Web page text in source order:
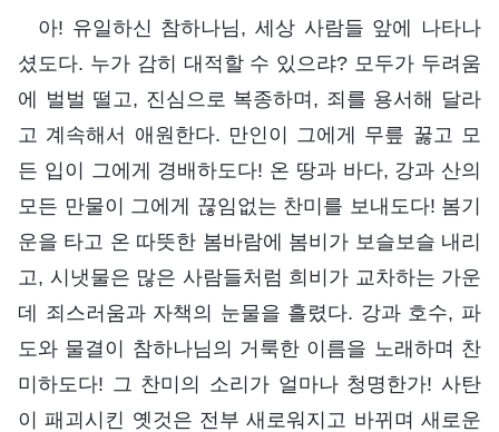
아! 유일하신 참하나님, 세상 사람들 앞에 나타나
셨도다. 누가 감히 대적할 수 있으랴? 모두가 두려움
에 벌벌 떨고, 진심으로 복종하며, 죄를 용서해 달라
고 계속해서 애원한다. 만인이 그에게 무릎 꿇고 모
든 입이 그에게 경배하도다! 온 땅과 바다, 강과 산의
모든 만물이 그에게 끊임없는 찬미를 보내도다! 봄기
운을 타고 온 따뜻한 봄바람에 봄비가 보슬보슬 내리
고, 시냇물은 많은 사람들처럼 희비가 교차하는 가운
데 죄스러움과 자책의 눈물을 흘렸다. 강과 호수, 파
도와 물결이 참하나님의 거룩한 이름을 노래하며 찬
미하도다! 그 찬미의 소리가 얼마나 청명한가! 사탄
이 패괴시킨 옛것은 전부 새로워지고 바뀌며 새로운